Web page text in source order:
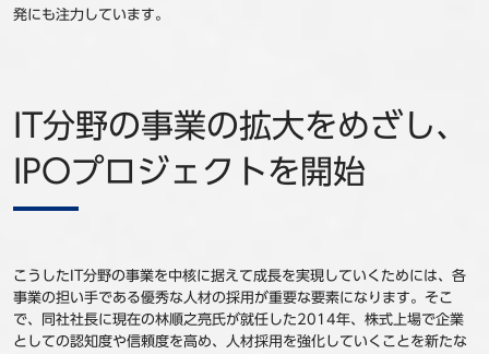
発にも注力しています。
IT分野の事業の拡大をめざし、
IPOプロジェクトを開始
こうしたIT分野の事業を中核に据えて成長を実現していくためには、各
事業の担い手である優秀な人材の採用が重要な要素になります。そこ
で、同社社長に現在の林順之亮氏が就任した2014年、株式上場で企業
としての認知度や信頼度を高め、人材採用を強化していくことを新たな